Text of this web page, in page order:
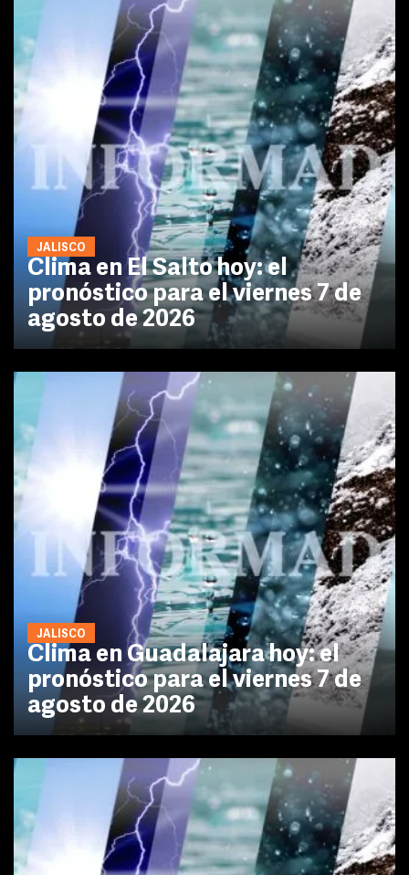
JALISCO
Clima en El Salto hoy: el
pronóstico para el viernes 7 de
agosto de 2026
JALISCO
Clima en Guadalajara hoy: el
pronóstico para el viernes 7 de
agosto de 2026